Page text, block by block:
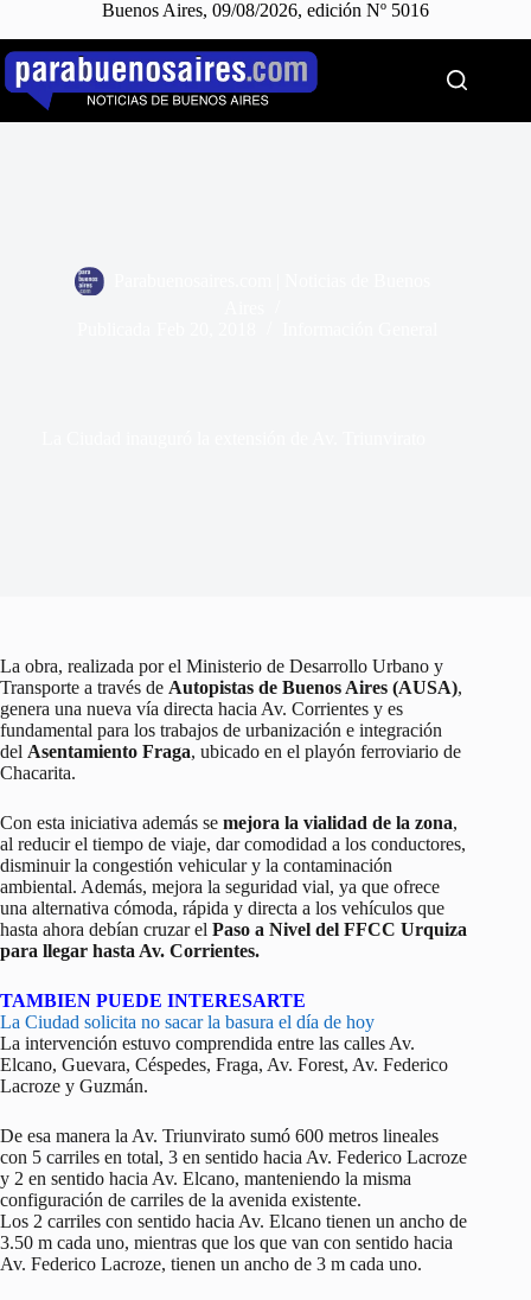
Buenos Aires, 09/08/2026, edición Nº 5016
Saltar
contenido
La obra, realizada por el Ministerio de Desarrollo Urbano y
Transporte a través de Autopistas de Buenos Aires (AUSA),
genera una nueva vía directa hacia Av. Corrientes y es
fundamental para los trabajos de urbanización e integración
del Asentamiento Fraga, ubicado en el playón ferroviario de
Chacarita.
Con esta iniciativa además se mejora la vialidad de la zona,
al reducir el tiempo de viaje, dar comodidad a los conductores,
disminuir la congestión vehicular y la contaminación
ambiental. Además, mejora la seguridad vial, ya que ofrece
una alternativa cómoda, rápida y directa a los vehículos que
hasta ahora debían cruzar el Paso a Nivel del FFCC Urquiza
para llegar hasta Av. Corrientes.
TAMBIEN PUEDE INTERESARTE
La Ciudad solicita no sacar la basura el día de hoy
La intervención estuvo comprendida entre las calles Av.
Elcano, Guevara, Céspedes, Fraga, Av. Forest, Av. Federico
Lacroze y Guzmán.
De esa manera la Av. Triunvirato sumó 600 metros lineales
con 5 carriles en total, 3 en sentido hacia Av. Federico Lacroze
y 2 en sentido hacia Av. Elcano, manteniendo la misma
configuración de carriles de la avenida existente.
Los 2 carriles con sentido hacia Av. Elcano tienen un ancho de
3.50 m cada uno, mientras que los que van con sentido hacia
Av. Federico Lacroze, tienen un ancho de 3 m cada uno.